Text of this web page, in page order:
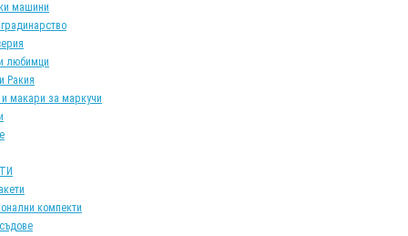
машини
любимци
Ракия
и макари за маркучи
компекти